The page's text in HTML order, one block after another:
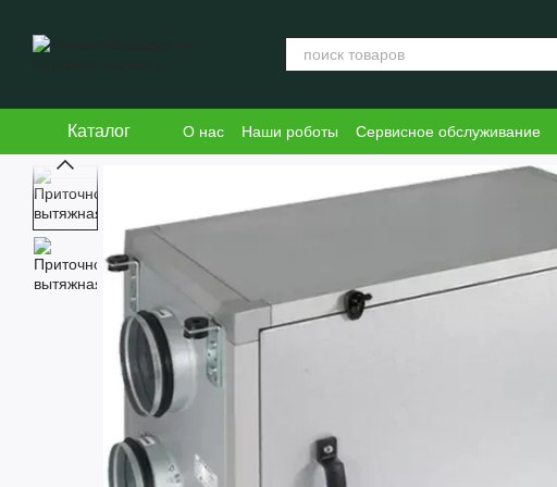
Каталог О нас Наши роботы Сервисное обслуживание
Блог
Пользовательское соглашение